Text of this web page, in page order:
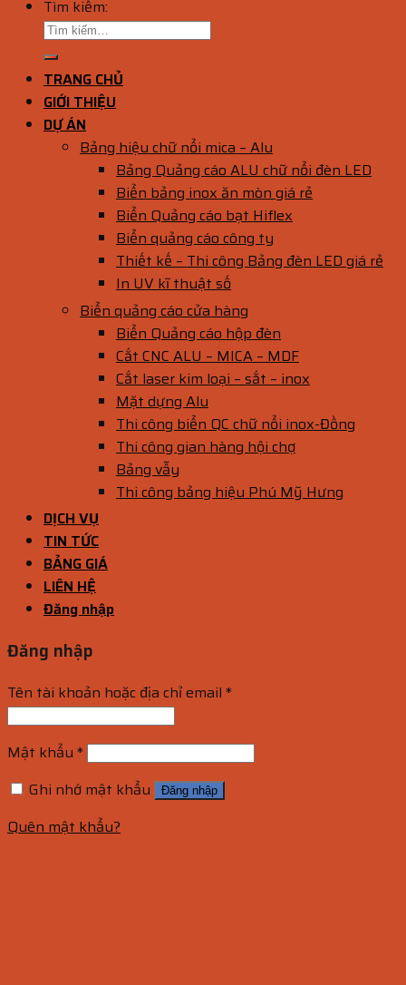
Tìm kiếm:
TRANG CHỦ
GIỚI THIỆU
DỰ ÁN
Bảng hiệu chữ nổi mica – Alu
Bảng Quảng cáo ALU chữ nổi đèn LED
Biển bảng inox ăn mòn giá rẻ
Biển Quảng cáo bạt Hiflex
Biển quảng cáo công ty
Thiết kế – Thi công Bảng đèn LED giá rẻ
In UV kĩ thuật số
Biển quảng cáo cửa hàng
Biển Quảng cáo hộp đèn
Cắt CNC ALU – MICA – MDF
Cắt laser kim loại – sắt – inox
Mặt dựng Alu
Thi công biển QC chữ nổi inox-Đồng
Thi công gian hàng hội chợ
Bảng vẫy
Thi công bảng hiệu Phú Mỹ Hưng
DỊCH VỤ
TIN TỨC
BẢNG GIÁ
LIÊN HỆ
Đăng nhập
Đăng nhập
Tên tài khoản hoặc địa chỉ email *
Mật khẩu *
Ghi nhớ mật khẩu
Đăng nhập
Quên mật khẩu?